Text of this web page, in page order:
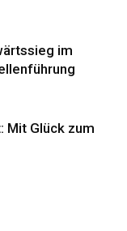
im
Mit Glück zum